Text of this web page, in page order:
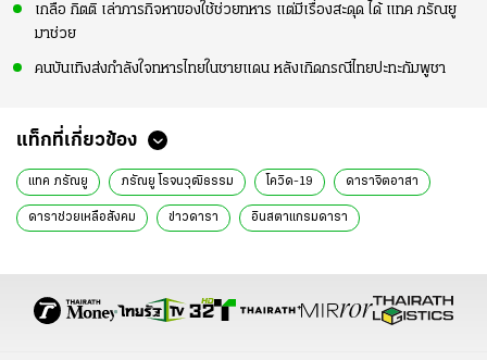
เกลือ กิตติ เล่าภารกิจหาของใช้ช่วยทหาร แต่มีเรื่องสะดุด ได้ แทค ภรัณยู
มาช่วย
คนบันเทิงส่งกำลังใจทหารไทยในชายแดน หลังเกิดกรณีไทยปะทะกัมพูชา
แท็กที่เกี่ยวข้อง
แทค ภรัณยู ภรัณยู โรจนวุฒิธรรม โควิด-19 ดาราจิตอาสา
ดาราช่วยเหลือสังคม ข่าวดารา อินสตาแกรมดารา